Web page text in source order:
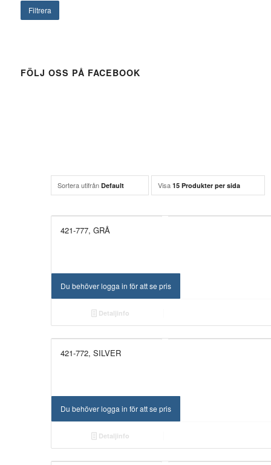
Sortera utifrån Default Visa 15 Produkter per sida
421-777, GRÅ
Du behöver logga in för att se pris
Detaljinfo
421-772, SILVER
Du behöver logga in för att se pris
Detaljinfo
Filtrera
FÖLJ OSS PÅ FACEBOOK